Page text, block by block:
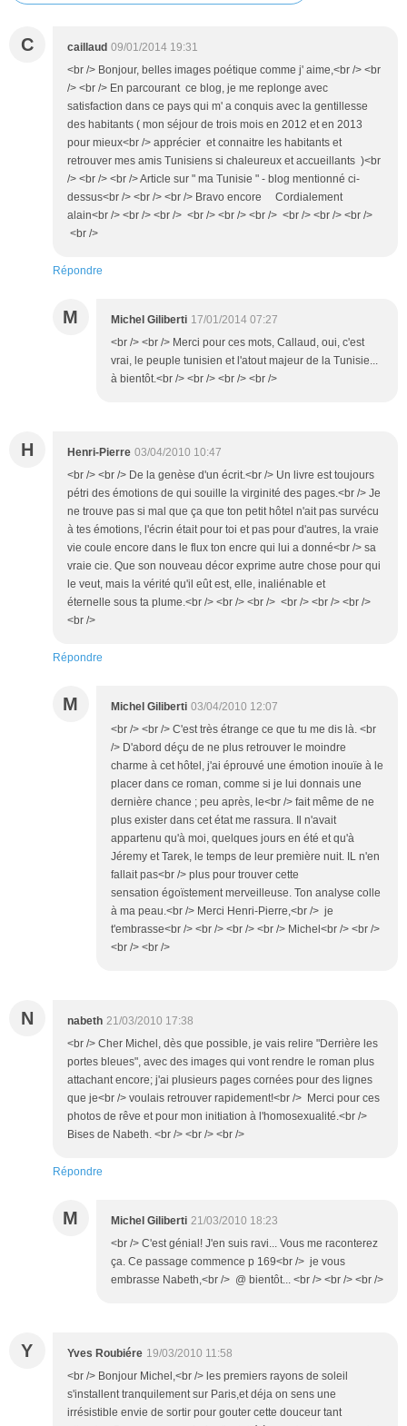
C caillaud 09/01/2014 19:31
<br /> Bonjour, belles images poétique comme j' aime,<br /> <br
/> <br /> En parcourant ce blog, je me replonge avec
satisfaction dans ce pays qui m' a conquis avec la gentillesse
des habitants ( mon séjour de trois mois en 2012 et en 2013
pour mieux<br /> apprécier et connaitre les habitants et
retrouver mes amis Tunisiens si chaleureux et accueillants )<br
/> <br /> <br /> Article sur " ma Tunisie " - blog mentionné ci-
dessus<br /> <br /> <br /> Bravo encore Cordialement
alain<br /> <br /> <br /> <br /> <br /> <br /> <br /> <br /> <br />
<br />
Répondre
M Michel Giliberti 17/01/2014 07:27
<br /> <br /> Merci pour ces mots, Callaud, oui, c'est
vrai, le peuple tunisien et l'atout majeur de la Tunisie...
à bientôt.<br /> <br /> <br /> <br />
H Henri-Pierre 03/04/2010 10:47
<br /> <br /> De la genèse d'un écrit.<br /> Un livre est toujours
pétri des émotions de qui souille la virginité des pages.<br /> Je
ne trouve pas si mal que ça que ton petit hôtel n'ait pas survécu
à tes émotions, l'écrin était pour toi et pas pour d'autres, la vraie
vie coule encore dans le flux ton encre qui lui a donné<br /> sa
vraie cie. Que son nouveau décor exprime autre chose pour qui
le veut, mais la vérité qu'il eût est, elle, inaliénable et
éternelle sous ta plume.<br /> <br /> <br /> <br /> <br /> <br />
<br />
Répondre
M Michel Giliberti 03/04/2010 12:07
<br /> <br /> C'est très étrange ce que tu me dis là. <br
/> D'abord déçu de ne plus retrouver le moindre
charme à cet hôtel, j'ai éprouvé une émotion inouïe à le
placer dans ce roman, comme si je lui donnais une
dernière chance ; peu après, le<br /> fait même de ne
plus exister dans cet état me rassura. Il n'avait
appartenu qu'à moi, quelques jours en été et qu'à
Jéremy et Tarek, le temps de leur première nuit. IL n'en
fallait pas<br /> plus pour trouver cette
sensation égoïstement merveilleuse. Ton analyse colle
à ma peau.<br /> Merci Henri-Pierre,<br /> je
t'embrasse<br /> <br /> <br /> <br /> Michel<br /> <br />
<br /> <br />
N nabeth 21/03/2010 17:38
<br /> Cher Michel, dès que possible, je vais relire "Derrière les
portes bleues", avec des images qui vont rendre le roman plus
attachant encore; j'ai plusieurs pages cornées pour des lignes
que je<br /> voulais retrouver rapidement!<br /> Merci pour ces
photos de rêve et pour mon initiation à l'homosexualité.<br />
Bises de Nabeth. <br /> <br /> <br />
Répondre
M Michel Giliberti 21/03/2010 18:23
<br /> C'est génial! J'en suis ravi... Vous me raconterez
ça. Ce passage commence p 169<br /> je vous
embrasse Nabeth,<br /> @ bientôt... <br /> <br /> <br />
Y Yves Roubiére 19/03/2010 11:58
<br /> Bonjour Michel,<br /> les premiers rayons de soleil
s'installent tranquilement sur Paris,et déja on sens une
irrésistible envie de sortir pour gouter cette douceur tant